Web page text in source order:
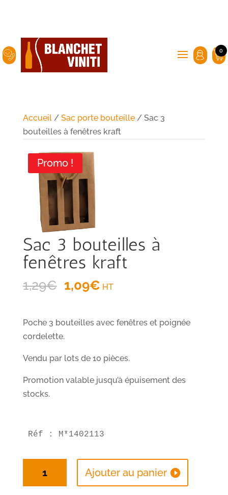
0
Accueil/ Sac porte bouteille/ Sac 3
bouteilles à fenêtres kraft
Promo !
Sac 3 bouteilles à
fenêtres kraft
1,29€ Le
était :
1,29€.
1,09€Le
est :
HT
Poche 3 bouteilles avec fenêtres et poignée
cordelette.
Vendu par lots de 10 pièces.
Promotion valable jusqu’à épuisement des
stocks.
Réf : M*1402113
Ajouter au panier